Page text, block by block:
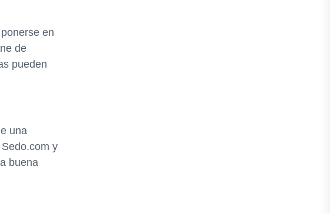
en
de
pueden
una
y
buena